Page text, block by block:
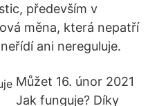
především v
měna, která nepatří
ani nereguluje.
Můžet 16. únor 2021
Jak funguje? Díky